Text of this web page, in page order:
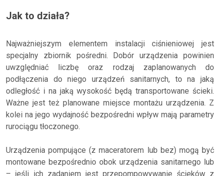
Jak to działa?
Najważniejszym elementem instalacji ciśnieniowej jest
specjalny zbiornik pośredni. Dobór urządzenia powinien
uwzględniać liczbę oraz rodzaj zaplanowanych do
podłączenia do niego urządzeń sanitarnych, to na jaką
odległość i na jaką wysokość będą transportowane ścieki.
Ważne jest też planowane miejsce montażu urządzenia. Z
kolei na jego wydajność bezpośredni wpływ mają parametry
rurociągu tłoczonego.
Urządzenia pompujące (z maceratorem lub bez) mogą być
montowane bezpośrednio obok urządzenia sanitarnego lub
– jeśli ich zadaniem jest przepompowywanie ścieków z